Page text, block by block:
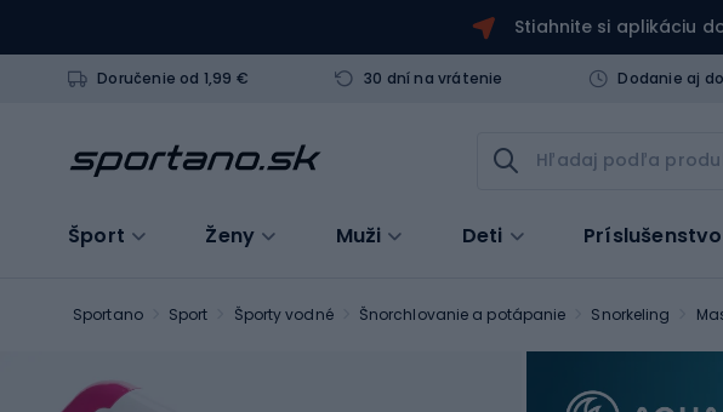
Stiahnite si aplikáciu
Doručenie od 1,99 € 30 dní na vrátenie Dodanie aj
Šport Ženy Muži Deti Príslušenstvo
Sportano Sport Športy vodné Šnorchlovanie a potápanie Snorkeling